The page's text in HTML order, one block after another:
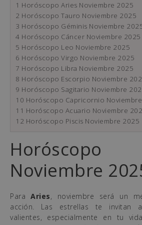
1 Horóscopo Aries Noviembre 2025
2 Horóscopo Tauro Noviembre 2025
3 Horóscopo Géminis Noviembre
4 Horóscopo Cáncer Noviembre 2025
5 Horóscopo Leo Noviembre 2025
6 Horóscopo Virgo Noviembre 2025
7 Horóscopo Libra Noviembre 2025
8 Horóscopo Escorpio Noviembre
9 Horóscopo Sagitario Noviembre
10 Horóscopo Capricornio
11 Horóscopo Acuario Noviembre
12 Horóscopo Piscis Noviembre 2025
Noviembre
ParaAries, noviembre será un
acción. Las estrellas te invitan
valientes, especialmente en tu